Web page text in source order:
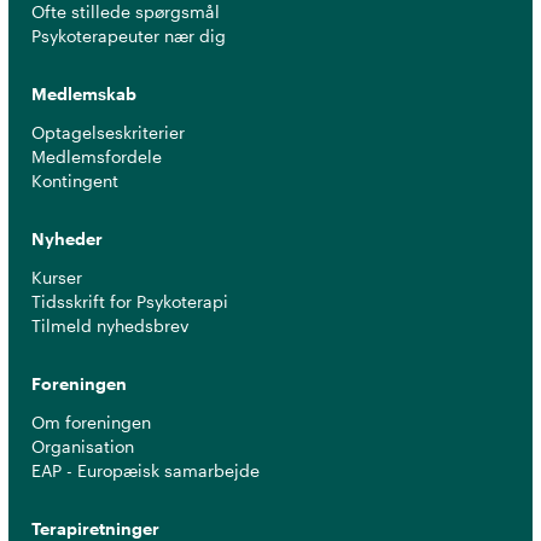
Ofte stillede spørgsmål
Psykoterapeuter nær dig
Medlemskab
Optagelseskriterier
Medlemsfordele
Kontingent
Nyheder
Kurser
Tidsskrift for Psykoterapi
Tilmeld nyhedsbrev
Foreningen
Om foreningen
Organisation
EAP - Europæisk samarbejde
Terapiretninger